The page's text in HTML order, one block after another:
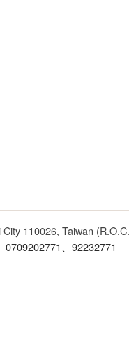
110026, Taiwan
0709202771、92232771